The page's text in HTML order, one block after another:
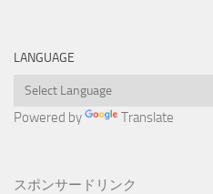
LANGUAGE
Powered by Translate
スポンサードリンク